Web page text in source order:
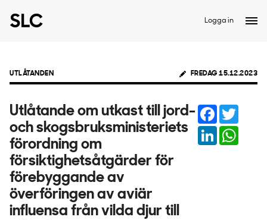
Logga in
UTLÅTANDEN FREDAG 15.12.2023
Utlåtande om utkast till jord-
och skogsbruksministeriets
förordning om
försiktighetsåtgärder för
förebyggande av
överföringen av aviär
influensa från vilda djur till
Facebook
LinkedIn